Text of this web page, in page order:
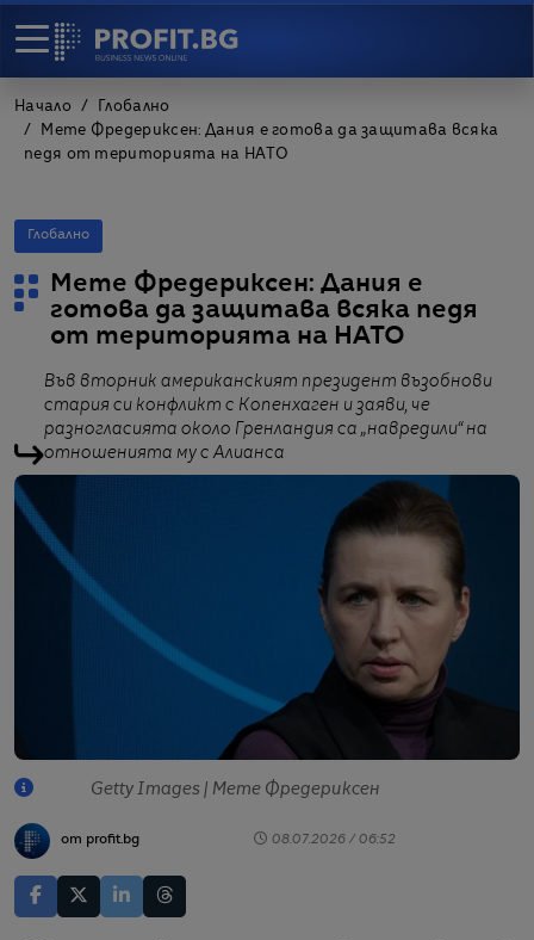
Начало
Глобално
Мете Фредериксен: Дания е готова да защитава всяка
педя от територията на НАТО
Глобално
Мете Фредериксен: Дания е
готова да защитава всяка педя
от територията на НАТО
Във вторник американският президент възобнови
стария си конфликт с Копенхаген и заяви, че
разногласията около Гренландия са „навредили“ на
отношенията му с Алианса
Getty Images | Мете Фредериксен
от profit.bg 08.07.2026 / 06:52